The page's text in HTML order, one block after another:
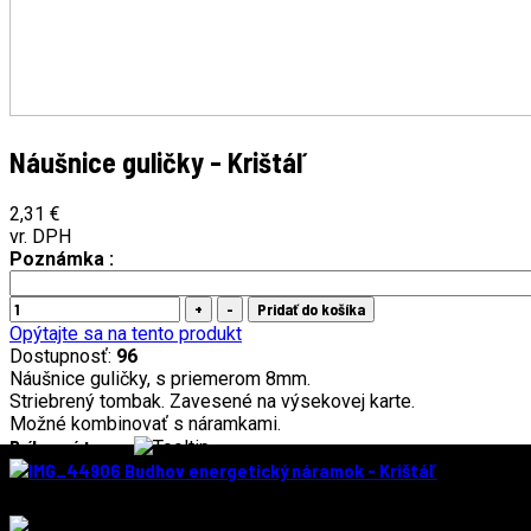
Náušnice guličky - Krištáľ
2,31 €
vr. DPH
Poznámka :
Opýtajte sa na tento produkt
Dostupnosť: 96
Náušnice guličky, s priemerom 8mm.
Striebrený tombak. Zavesené na výsekovej karte.
Možné kombinovať s náramkami.
Príbuzný tovar
Budhov energetický náramok - Krištáľ
vr. DPH